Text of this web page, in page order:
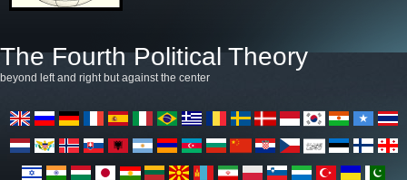
The Fourth Political Theory
beyond left and right but against the center